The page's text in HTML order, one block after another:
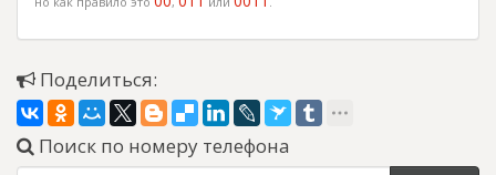
Поделиться:
Поиск по номеру телефона